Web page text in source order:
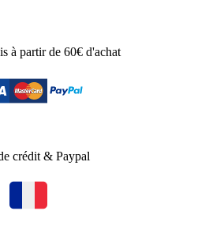
à partir de 60€ d'achat
crédit & Paypal